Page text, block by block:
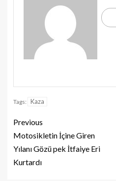
Tags: Kaza
Previous
Motosikletin İçine Giren
Yılanı Gözü pek İtfaiye Eri
Kurtardı